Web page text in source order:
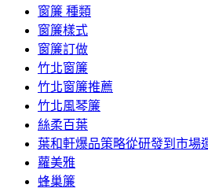
窗簾 種類
窗簾樣式
窗簾訂做
竹北窗簾
竹北窗簾推薦
竹北風琴簾
絲柔百葉
葉和軒爆品策略從研發到市場
蘿美雅
蜂巢簾